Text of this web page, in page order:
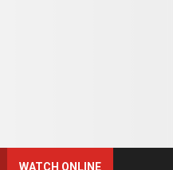
WATCH ONLINE